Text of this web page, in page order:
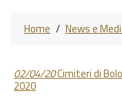
Home / News e
02/04/20Cimiteri di
2020